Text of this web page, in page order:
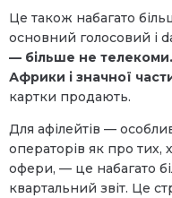
Це також набагато
основний голосовий і
— більше не
Африки і значної
картки продають.
Для афілейтів —
операторів як про тих,
офери, — це набагато
квартальний звіт. Це